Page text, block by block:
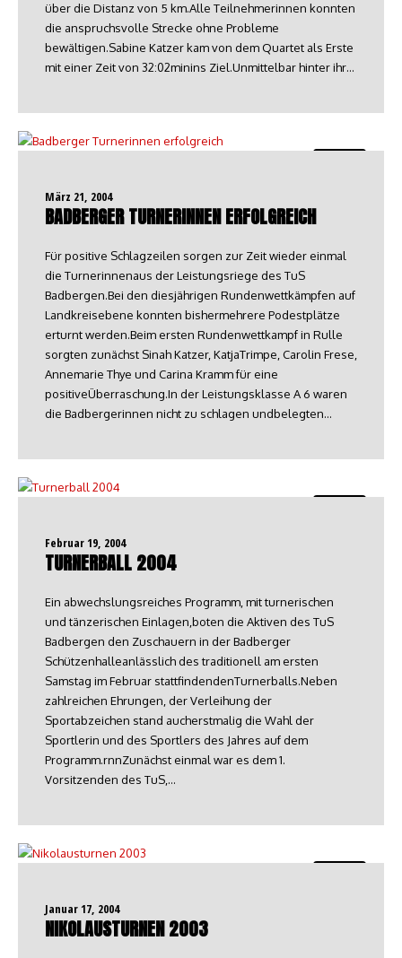
über die Distanz von 5 km.Alle Teilnehmerinnen konnten
die anspruchsvolle Strecke ohne Probleme
bewältigen.Sabine Katzer kam von dem Quartet als Erste
mit einer Zeit von 32:02minins Ziel.Unmittelbar hinter ihr…
März 21, 2004
BADBERGER TURNERINNEN ERFOLGREICH
Für positive Schlagzeilen sorgen zur Zeit wieder einmal
die Turnerinnenaus der Leistungsriege des TuS
Badbergen.Bei den diesjährigen Rundenwettkämpfen auf
Landkreisebene konnten bishermehrere Podestplätze
erturnt werden.Beim ersten Rundenwettkampf in Rulle
sorgten zunächst Sinah Katzer, KatjaTrimpe, Carolin Frese,
Annemarie Thye und Carina Kramm für eine
positiveÜberraschung.In der Leistungsklasse A 6 waren
die Badbergerinnen nicht zu schlagen undbelegten…
Februar 19, 2004
TURNERBALL 2004
Ein abwechslungsreiches Programm, mit turnerischen
und tänzerischen Einlagen,boten die Aktiven des TuS
Badbergen den Zuschauern in der Badberger
Schützenhalleanlässlich des traditionell am ersten
Samstag im Februar stattfindendenTurnerballs.Neben
zahlreichen Ehrungen, der Verleihung der
Sportabzeichen stand aucherstmalig die Wahl der
Sportlerin und des Sportlers des Jahres auf dem
Programm.rnnZunächst einmal war es dem 1.
Vorsitzenden des TuS,…
Januar 17, 2004
NIKOLAUSTURNEN 2003